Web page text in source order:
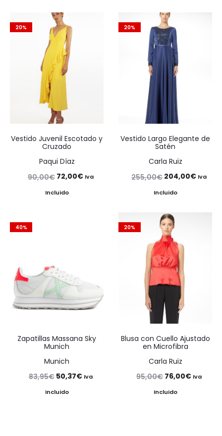
20%
Vestido Juvenil Escotado y
Cruzado
Paqui Díaz
90,00€ El
precio
72,00€ElIva
Incluido
20%
Vestido Largo Elegante de
Satén
Carla Ruiz
255,00€ El
precio
era:
255,00€.
204,00€ElIva
Incluido
40%
Zapatillas Massana Sky
Munich
Munich
83,95€ El
precio
50,37€ElIva
Incluido
20%
Blusa con Cuello Ajustado
en Microfibra
Carla Ruiz
95,00€ El
precio
76,00€ElIva
Incluido